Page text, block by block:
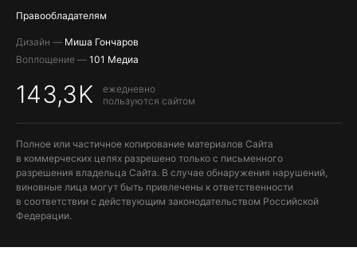
Правообладателям
Дизайн — Миша Гончаров
Воплощение — 101 Медиа
143,3K
ежедневно
пользуются сайтом
Полное или частичное копирование материалов Сайта
в коммерческих целях разрешено только с письменного
разрешения владельца Сайта. В случае обнаружения нарушений,
виновные лица могут быть привлечены к ответственности
в соответствии с действующим законодательством Российской
Федерации.